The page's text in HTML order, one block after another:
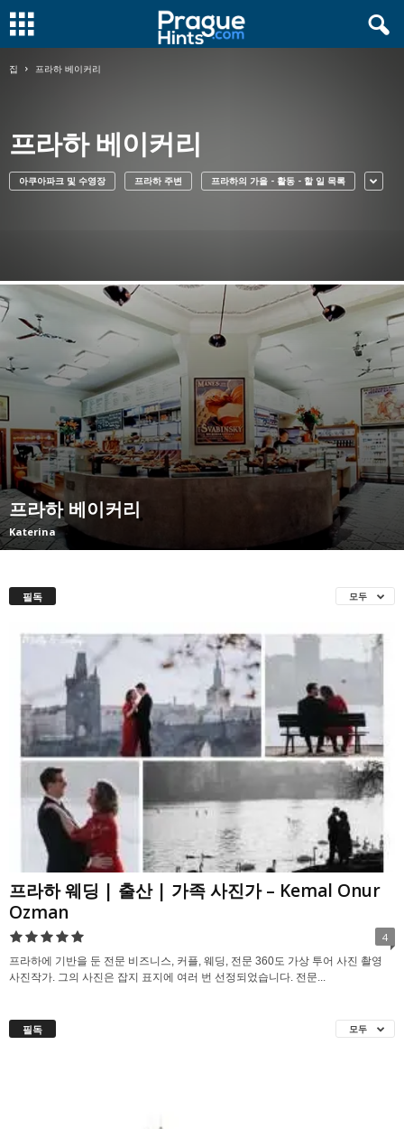
집 프라하 베이커리
프라하 베이커리
아쿠아파크 및 수영장 프라하 주변 프라하의 가을 - 활동 - 할 일 목록
프라하 베이커리
Katerina
필독 모두
프라하 웨딩 | 출산 | 가족 사진가 – Kemal Onur
Ozman
4
프라하에 기반을 둔 전문 비즈니스, 커플, 웨딩, 전문 360도 가상 투어 사진 촬영
사진작가. 그의 사진은 잡지 표지에 여러 번 선정되었습니다. 전문...
필독 모두